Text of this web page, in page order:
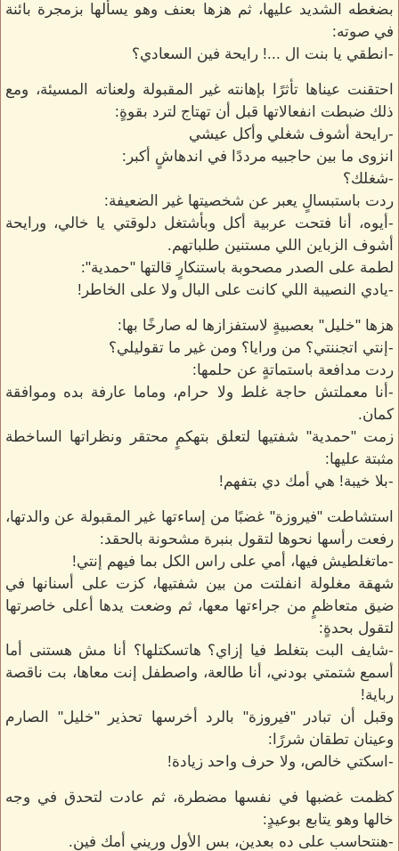
بضغطه الشديد عليها، ثم هزها بعنف وهو يسألها بزمجرة بائنة
في صوته:
-انطقي يا بنت ال ...! رايحة فين السعادي؟
احتقنت عيناها تأثرًا بإهانته غير المقبولة ولعناته المسيئة، ومع
ذلك ضبطت انفعالاتها قبل أن تهتاج لترد بقوةٍ:
-رايحة أشوف شغلي وأكل عيشي
انزوى ما بين حاجبيه مرددًا في اندهاشٍ أكبر:
-شغلك؟
ردت باستبسالٍ يعبر عن شخصيتها غير الضعيفة:
-أيوه، أنا فتحت عربية أكل وبأشتغل دلوقتي يا خالي، ورايحة
أشوف الزباين اللي مستنين طلباتهم.
لطمة على الصدر مصحوبة باستنكارٍ قالتها "حمدية":
-يادي النصيبة اللي كانت على البال ولا على الخاطر!
هزها "خليل" بعصبيةٍ لاستفزازها له صارخًا بها:
-إنتي اتجننتي؟ من ورايا؟ ومن غير ما تقوليلي؟
ردت مدافعة باستماتةٍ عن حلمها:
-أنا معملتش حاجة غلط ولا حرام، وماما عارفة بده وموافقة
كمان.
زمت "حمدية" شفتيها لتعلق بتهكمٍ محتقر ونظراتها الساخطة
مثبتة عليها:
-بلا خيبة! هي أمك دي بتفهم!
استشاطت "فيروزة" غضبًا من إساءتها غير المقبولة عن والدتها،
رفعت رأسها نحوها لتقول بنبرة مشحونة بالحقد:
-ماتغلطيش فيها، أمي على راس الكل بما فيهم إنتي!
شهقة مغلولة انفلتت من بين شفتيها، كزت على أسنانها في
ضيق متعاظمٍ من جراءتها معها، ثم وضعت يدها أعلى خاصرتها
لتقول بحدةٍ:
-شايف البت بتغلط فيا إزاي؟ هاتسكتلها؟ أنا مش هستنى أما
أسمع شتمتي بودني، أنا طالعة، واصطفل إنت معاها، بت ناقصة
رباية!
وقبل أن تبادر "فيروزة" بالرد أخرسها تحذير "خليل" الصارم
وعينان تطقان شررًا:
-اسكتي خالص، ولا حرف واحد زيادة!
كظمت غضبها في نفسها مضطرة، ثم عادت لتحدق في وجه
خالها وهو يتابع بوعيدٍ:
-هنتحاسب على ده بعدين، بس الأول وريني أمك فين.